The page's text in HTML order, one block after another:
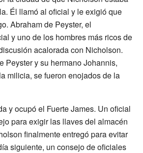
Él llamó al oficial y le exigió que
Abraham de Peyster, el
y uno de los hombres más ricos de
acalorada con Nicholson.
Peyster y su hermano Johannis,
milicia, se fueron enojados de la
y ocupó el Fuerte James. Un oficial
para exigir las llaves del almacén
finalmente entregó para evitar
siguiente, un consejo de oficiales